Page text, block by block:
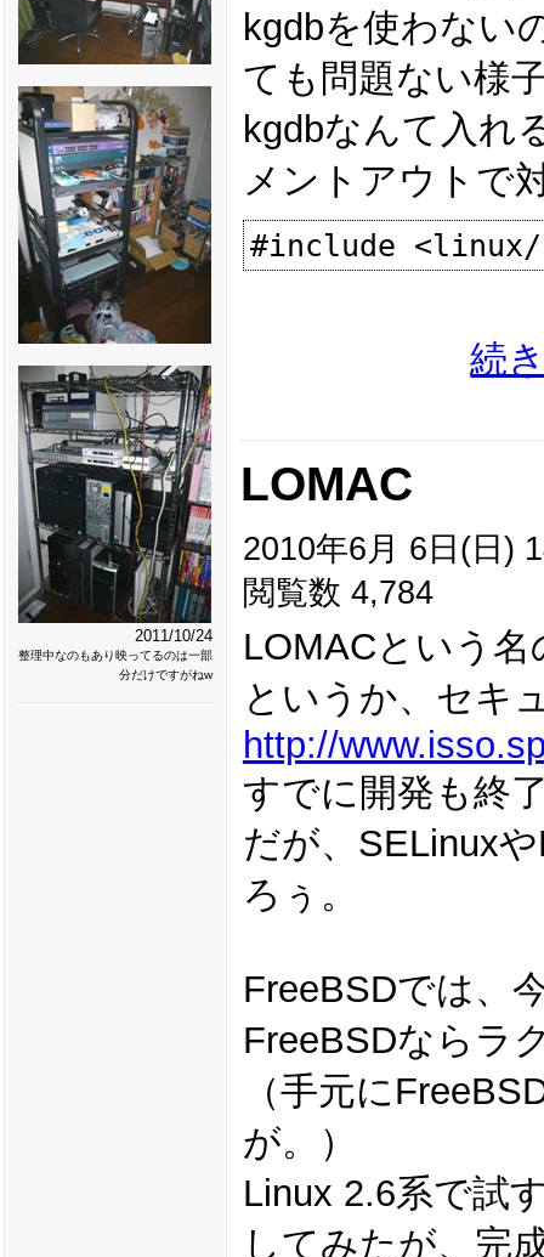
2011/10/24
整理中なのもあり映ってるのは一部
分だけですがねw
kgdbを使わない
ても問題ない様
kgdbなんて入れ
メントアウトで
続
LOMAC
2010年6月 6日(日)
閲覧数 4,784
LOMACという
というか、セキ
http://
すでに開発も終
だが、SELinux
ろぅ。
FreeBSDでは、
FreeBSDならラ
（手元に
が。）
Linux 2.6系で試
してみたが、完